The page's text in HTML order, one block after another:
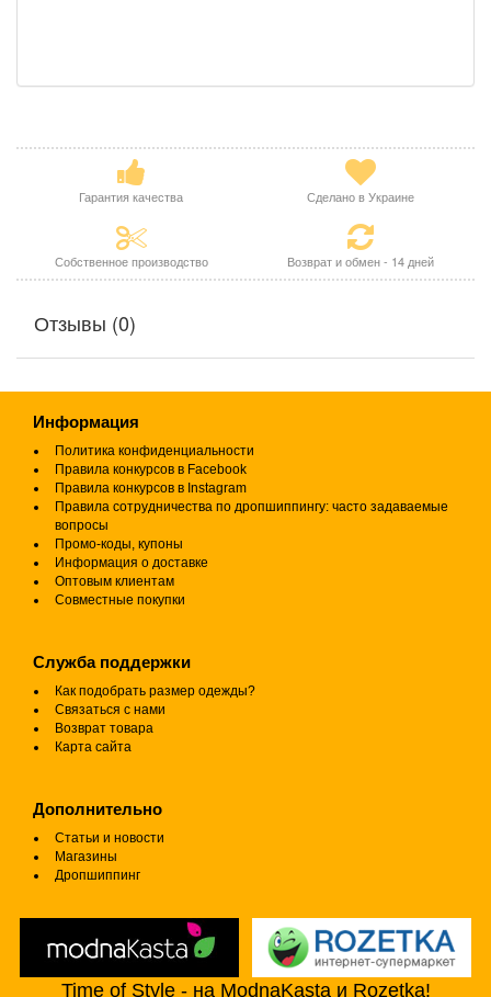
Гарантия качества Сделано в Украине
Собственное производство Возврат и обмен - 14 дней
Отзывы (0)
Информация
Политика конфиденциальности
Правила конкурсов в Facebook
Правила конкурсов в Instagram
Правила сотрудничества по дропшиппингу: часто задаваемые
вопросы
Промо-коды, купоны
Информация о доставке
Оптовым клиентам
Совместные покупки
Служба поддержки
Как подобрать размер одежды?
Связаться с нами
Возврат товара
Карта сайта
Дополнительно
Статьи и новости
Магазины
Дропшиппинг
Time of Style - на ModnaKasta и Rozetka!